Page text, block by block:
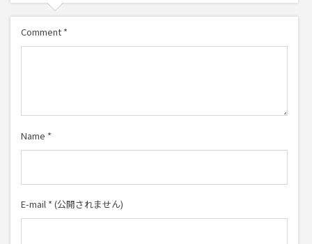
Comment *
Name *
E-mail * (公開されません)